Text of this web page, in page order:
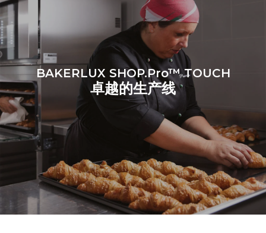
BAKERLUX SHOP.Pro™ TOUCH
卓越的生产线